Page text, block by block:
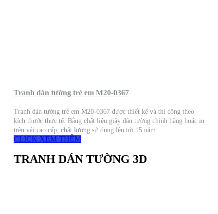
Tranh dán tường trẻ em M20-0367
Tranh dán tường trẻ em M20-0367 được thiết kế và thi công theo
kích thước thực tế. Bằng chất liệu giấy dán tường chính hãng hoặc in
trên vải cao cấp, chất lượng sử dụng lên tới 15 năm.
CLICK XEM THÊM
TRANH DÁN TƯỜNG 3D